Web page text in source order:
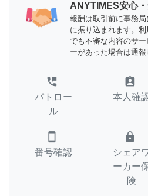
ANYTIMES安心
報酬は取引前に事務
に振り込まれます。
でも不審な内容のサ
ーがあった場合は通報
perm_phone_msg
パトロー
ル
assignment_ind
本人確
smartphone
番号確認
lock
シェア
ーカー
険